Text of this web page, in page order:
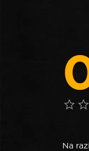
Na